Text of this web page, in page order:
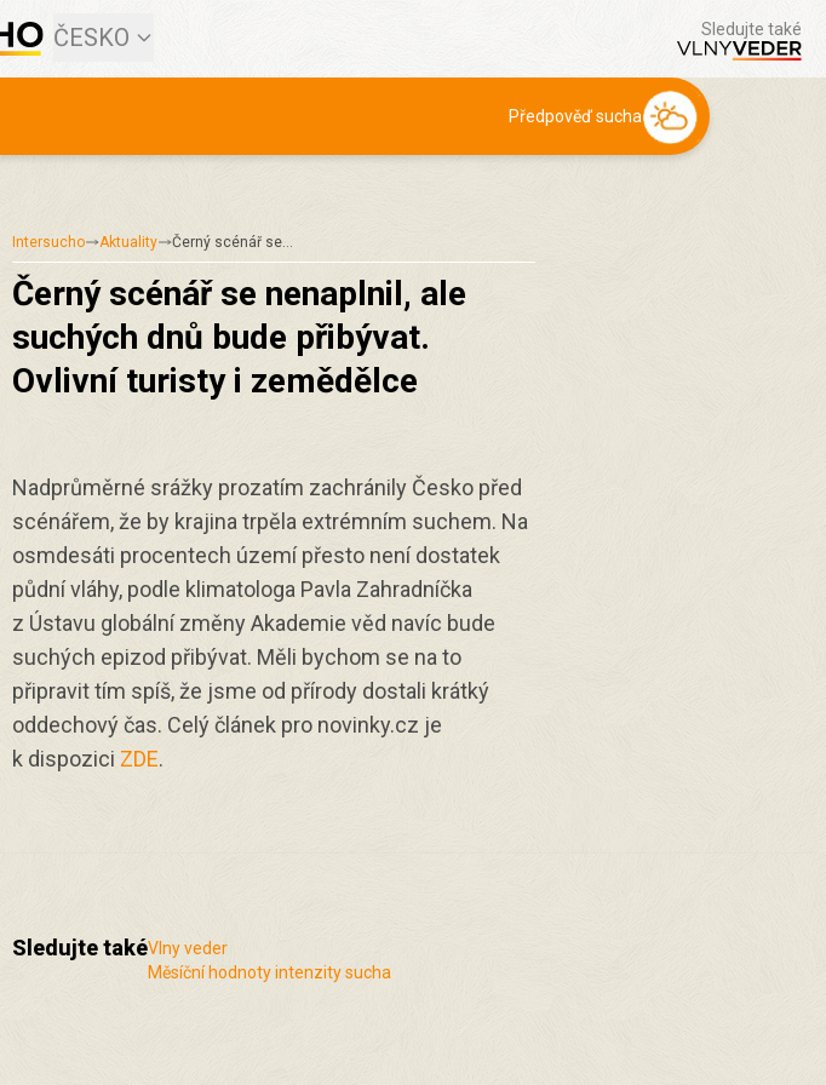
ČESKO Sledujte také
Předpověď sucha
Intersucho Aktuality Černý scénář se…
Černý scénář se nenaplnil, ale
suchých dnů bude přibývat.
Ovlivní turisty i zemědělce
Nadprůměrné srážky prozatím zachránily Česko před
scénářem, že by krajina trpěla extrémním suchem. Na
osmdesáti procentech území přesto není dostatek
půdní vláhy, podle klimatologa Pavla Zahradníčka
z Ústavu globální změny Akademie věd navíc bude
suchých epizod přibývat. Měli bychom se na to
připravit tím spíš, že jsme od přírody dostali krátký
oddechový čas. Celý článek pro novinky.cz je
k dispozici ZDE.
Sledujte takéVlny veder
Měsíční hodnoty intenzity sucha